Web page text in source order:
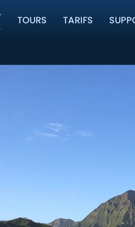
TOURS TARIFS